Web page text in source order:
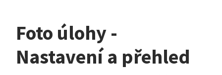
Foto úlohy -
Nastavení a přehled